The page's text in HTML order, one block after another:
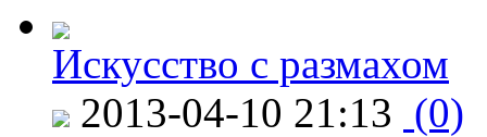
Искусство с размахом
2013-04-10 21:13 (0)